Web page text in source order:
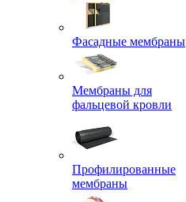
Фасадные мембраны
Мембраны для
фальцевой кровли
Профилированные
мембраны